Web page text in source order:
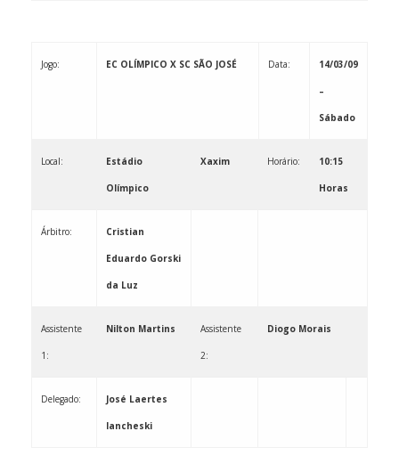
Jogo: EC OLÍMPICO X SC SÃO JOSÉ Data: 14/03/09
–
Sábado
Local: Estádio
Olímpico
Xaxim Horário: 10:15
Horas
Árbitro: Cristian
Eduardo Gorski
da Luz
Assistente
1:
Nilton Martins Assistente
2:
Diogo Morais
Delegado: José Laertes
Iancheski